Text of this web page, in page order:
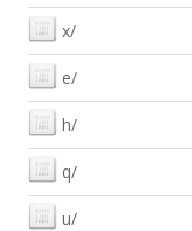
x/
e/
h/
q/
u/